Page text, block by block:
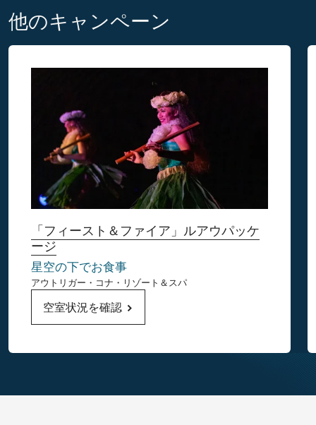
他のキャンペーン
「フィースト＆ファイア」ルアウパッケ
ージ
星空の下でお食事
アウトリガー・コナ・リゾート＆スパ
空室状況を確認